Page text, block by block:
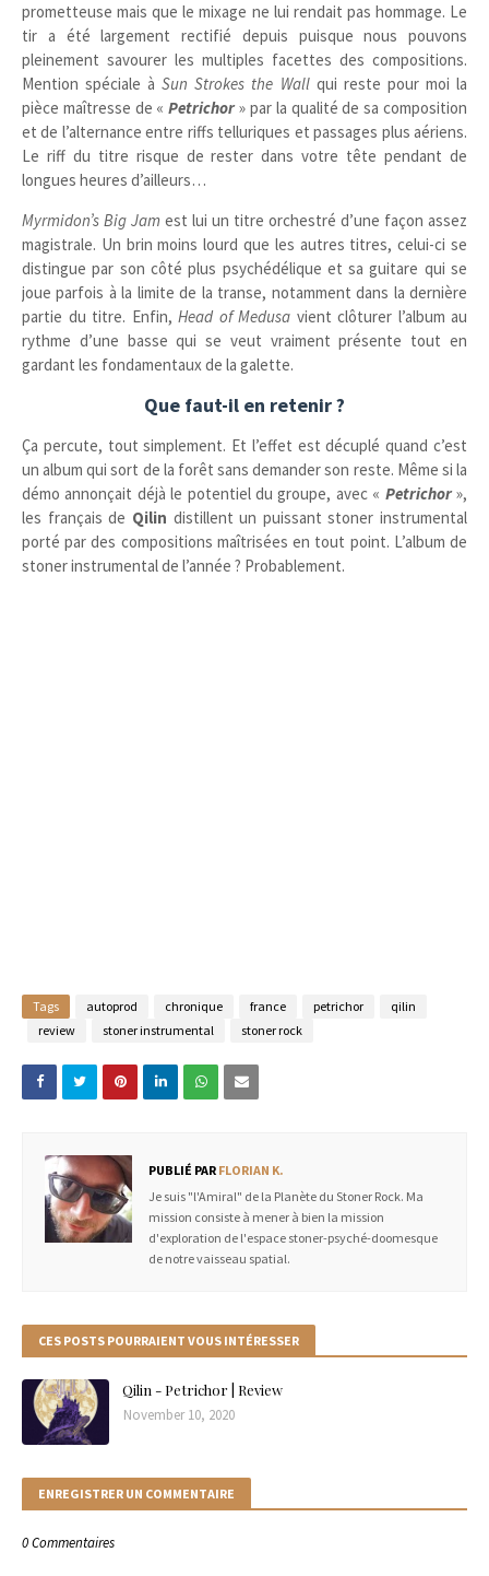
prometteuse mais que le mixage ne lui rendait pas hommage. Le
tir a été largement rectifié depuis puisque nous pouvons
pleinement savourer les multiples facettes des compositions.
Mention spéciale àSun Strokes the Wallqui reste pour moi la
pièce maîtresse de «Petrichor» par la qualité de sa composition
et de l’alternance entre riffs telluriques et passages plus aériens.
Le riff du titre risque de rester dans votre tête pendant de
longues heures d’ailleurs…
Myrmidon’s Big Jam est lui un titre orchestré d’une façon assez
magistrale. Un brin moins lourd que les autres titres, celui-ci se
distingue par son côté plus psychédélique et sa guitare qui se
joue parfois à la limite de la transe, notamment dans la dernière
partie du titre. Enfin, Head of Medusa vient clôturer l’album au
rythme d’une basse qui se veut vraiment présente tout en
gardant les fondamentaux de la galette.
Que faut-il en retenir ?
Ça percute, tout simplement. Et l’effet est décuplé quand c’est
un album qui sort de la forêt sans demander son reste. Même si la
démo annonçait déjà le potentiel du groupe, avec « Petrichor»,
les français de Qilin distillent un puissant stoner instrumental
porté par des compositions maîtrisées en tout point. L’album de
stoner instrumental de l’année ? Probablement.
Tags autoprod chronique france petrichor
qilin
review
stoner instrumental stoner rock
PUBLIÉ PAR FLORIAN K.
Je suis "l'Amiral" de la Planète du Stoner Rock. Ma
mission consiste à mener à bien la mission
d'exploration de l'espace stoner-psyché-doomesque
de notre vaisseau spatial.
CES POSTS POURRAIENT VOUS INTÉRESSER
Qilin - Petrichor | Review
November 10, 2020
ENREGISTRER UN COMMENTAIRE
0 Commentaires